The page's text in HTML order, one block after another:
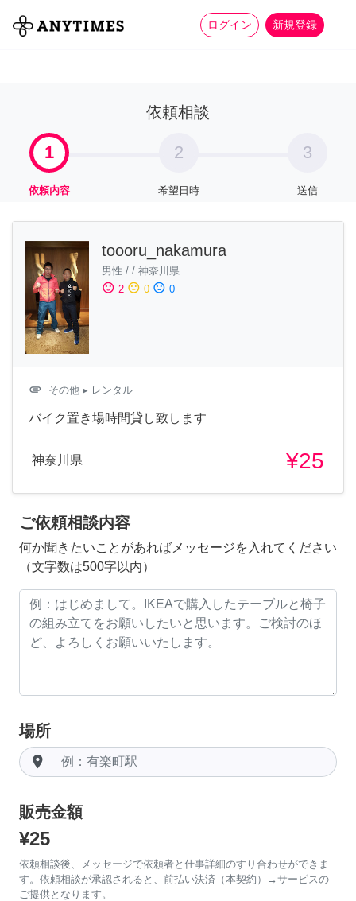
ログイン 新規登録
全て 家事 more_horiz
依頼相談
1
依頼内容
2
希望日時
3
送信
toooru_nakamura
男性 / / 神奈川県
sentiment_satisfied 2 sentiment_neutral 0 sentiment_dissatisfied 0
attachment その他 ▸ レンタル
バイク置き場時間貸し致します
神奈川県 ¥25
ご依頼相談内容
何か聞きたいことがあればメッセージを入れてください
（文字数は500字以内）
場所
room
販売金額
¥25
依頼相談後、メッセージで依頼者と仕事詳細のすり合わせができま
す。依頼相談が承認されると、前払い決済（本契約）→サービスの
ご提供となります。